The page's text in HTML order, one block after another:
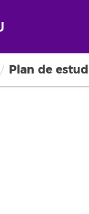
Plan de